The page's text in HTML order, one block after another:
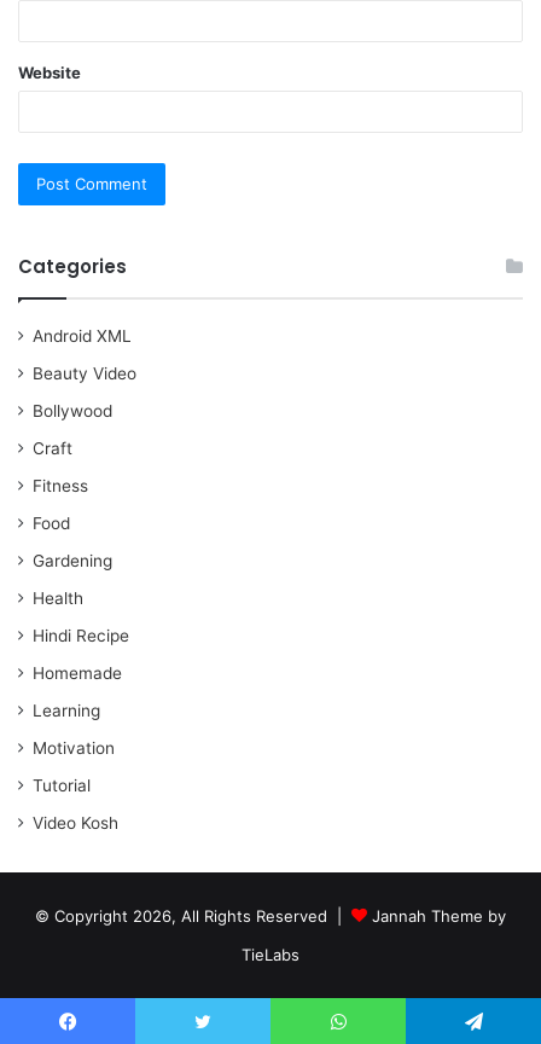
Website
Categories
Android XML
Beauty Video
Bollywood
Craft
Fitness
Food
Gardening
Health
Hindi Recipe
Homemade
Learning
Motivation
Tutorial
Video Kosh
© Copyright 2026, All Rights Reserved |
Jannah Theme by
TieLabs